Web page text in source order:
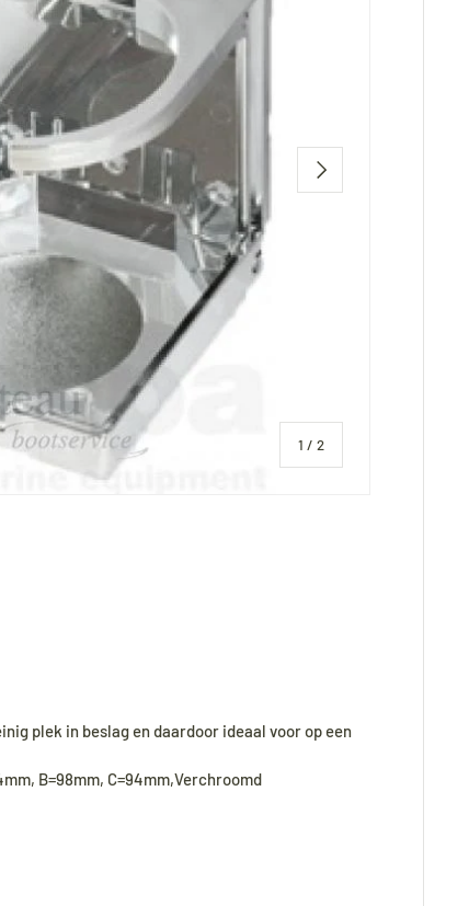
1 /van
2
Volgende
plek in beslag en daardoor ideaal voor op een
B=98mm, C=94mm,Verchroomd